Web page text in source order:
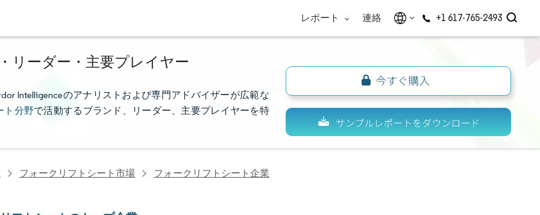
レポート 連絡 +1 617-765-2493
リーダー・主要プレイヤー
Intelligenceのアナリストおよび専門アドバイザーが広範な
ト分野で活動するブランド、リーダー、主要プレイヤーを特
フォークリフトシート市場 フォークリフトシート企業